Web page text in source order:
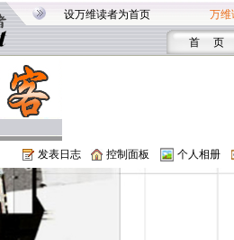
设万维读者为首页 万维
首 页
发表日志 控制面板 个人相册